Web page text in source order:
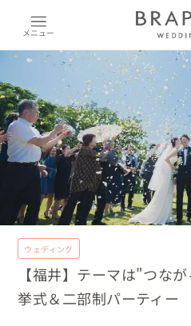
メニュー
ウェディング
【福井】テーマは"つな
挙式＆二部制パーティー